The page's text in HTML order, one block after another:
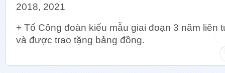
2018, 2021
+ Tổ Công đoàn kiểu mẫu giai đoạn 3 năm
và được trao tặng bảng đồng.